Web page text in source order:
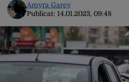
Amyra Garey
Publicat: 14.01.2023, 09:48